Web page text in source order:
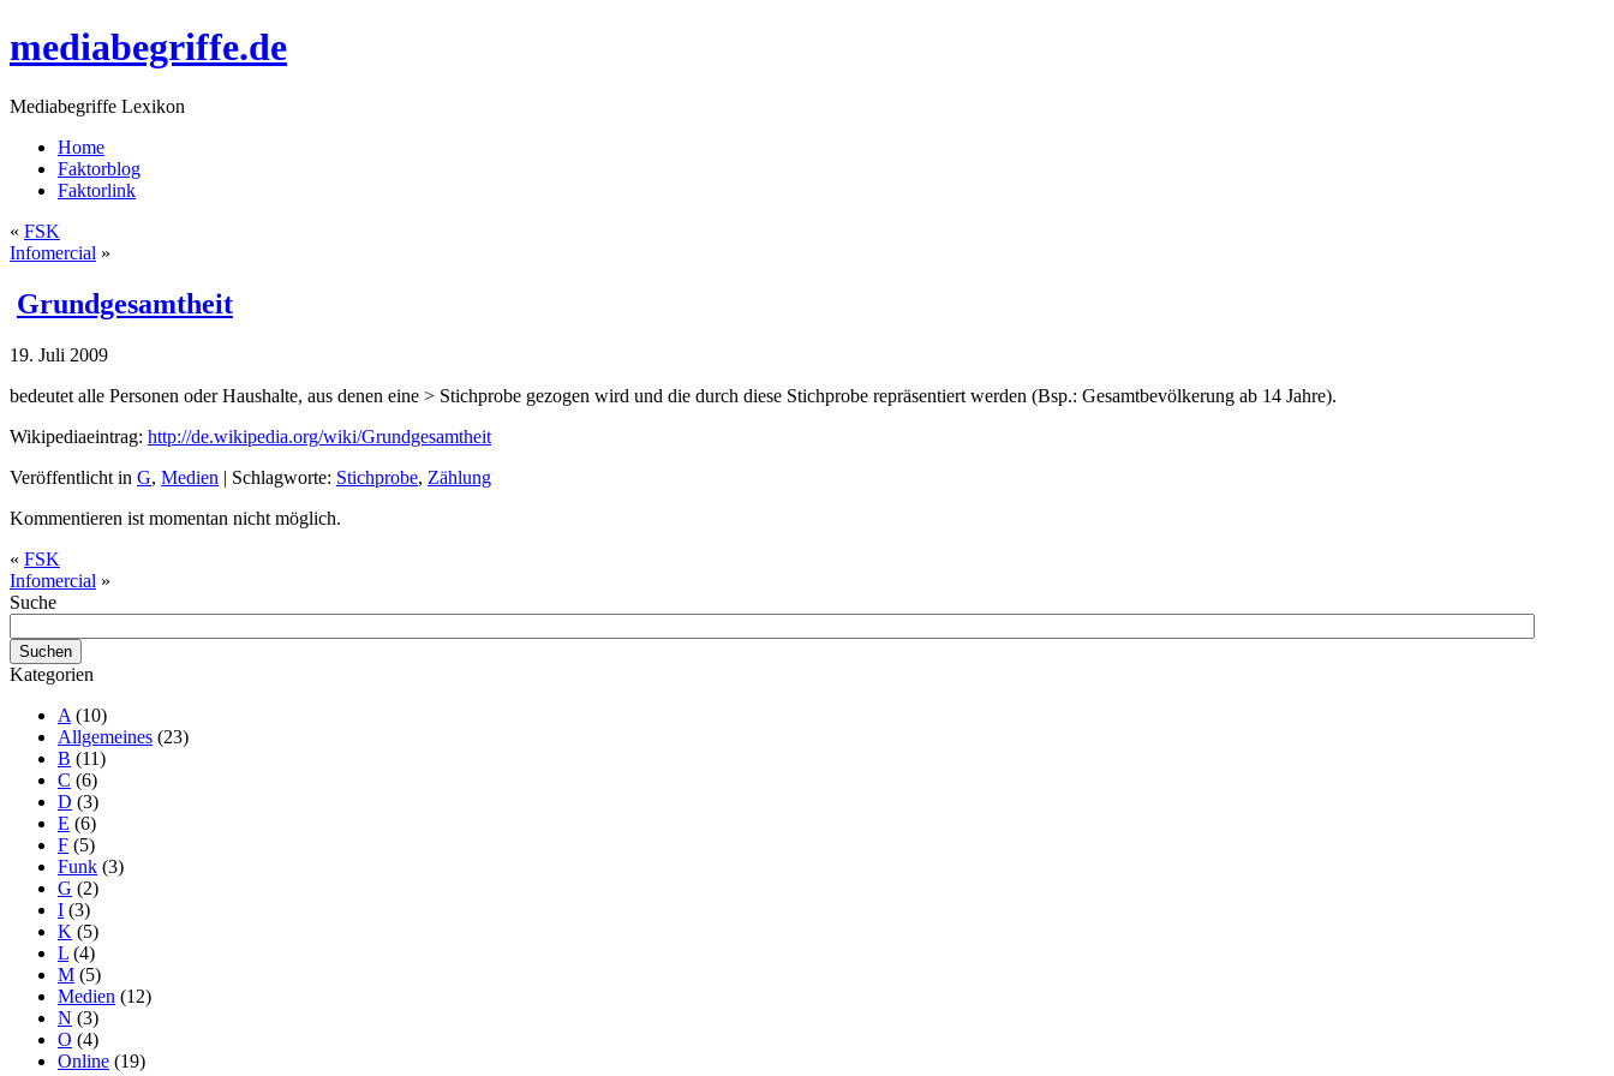
mediabegriffe.de
Mediabegriffe Lexikon
Home
Faktorblog
Faktorlink
« FSK
Infomercial »
Grundgesamtheit
19. Juli 2009
bedeutet alle Personen oder Haushalte, aus denen eine > Stichprobe gezogen wird und die durch diese Stichprobe repräsentiert werden (Bsp.: Gesamtbevölkerung ab 14 Jahre).
Wikipediaeintrag: http://de.wikipedia.org/wiki/Grundgesamtheit
Veröffentlicht in G, Medien | Schlagworte: Stichprobe, Zählung
Kommentieren ist momentan nicht möglich.
« FSK
Infomercial »
Suche
Kategorien
A (10)
Allgemeines (23)
B (11)
C (6)
D (3)
E (6)
F (5)
Funk (3)
G (2)
I (3)
K (5)
L (4)
M (5)
Medien (12)
N (3)
O (4)
Online (19)